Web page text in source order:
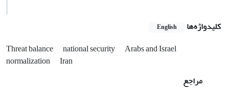
کلیدواژه‌ها English
Threat balance national security
Arabs and Israel
normalization
Iran
مراجع